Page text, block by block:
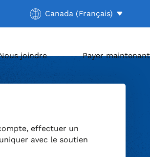
Current location:
Canada (Français)
effectuer un
avec le soutien
joindre Payer maintenant